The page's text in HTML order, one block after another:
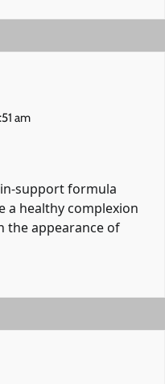
am
support formula
a healthy complexion
the appearance of